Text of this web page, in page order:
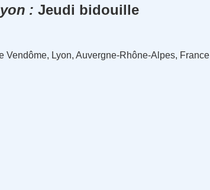
Jeudi bidouille
Vendôme, Lyon, Auvergne-Rhône-Alpes, France